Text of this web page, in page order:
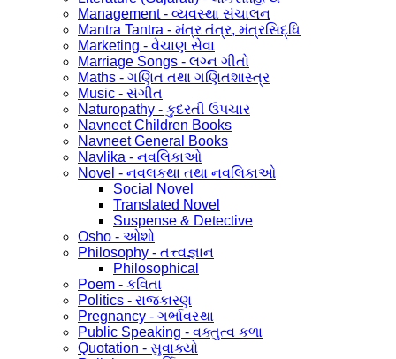
Management - વ્યવસ્થા સંચાલન
Mantra Tantra - મંત્ર તંત્ર, મંત્રસિદ્ધિ
Marketing - વેચાણ સેવા
Marriage Songs - લગ્ન ગીતો
Maths - ગણિત તથા ગણિતશાસ્ત્ર
Music - સંગીત
Naturopathy - કુદરતી ઉપચાર
Navneet Children Books
Navneet General Books
Navlika - નવલિકાઓ
Novel - નવલકથા તથા નવલિકાઓ
Social Novel
Translated Novel
Suspense & Detective
Osho - ઓશો
Philosophy - તત્ત્વજ્ઞાન
Philosophical
Poem - કવિતા
Politics - રાજકારણ
Pregnancy - ગર્ભાવસ્થા
Public Speaking - વક્તુત્વ કળા
Quotation - સુવાક્યો